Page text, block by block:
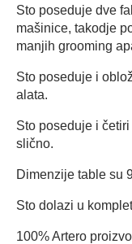
Sto poseduje dve
mašinice, takodje
manjih grooming
Sto poseduje i
alata.
Sto poseduje i
slično.
Dimenzije table su
Sto dolazi u
100% Artero